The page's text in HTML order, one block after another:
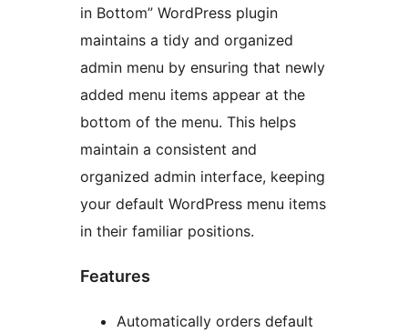
in Bottom” WordPress plugin
maintains a tidy and organized
admin menu by ensuring that newly
added menu items appear at the
bottom of the menu. This helps
maintain a consistent and
organized admin interface, keeping
your default WordPress menu items
in their familiar positions.
Features
Automatically orders default